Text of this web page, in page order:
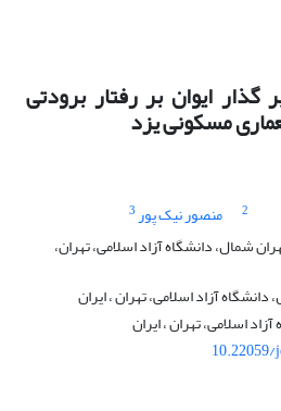
گذار ایوان بر رفتار برودتی
مسکونی یزد
2 منصور نیک پور3
شمال، دانشگاه آزاد اسلامی، تهران،
آزاد اسلامی، تهران ، ایران
اسلامی، تهران ، ایران
10.22059/